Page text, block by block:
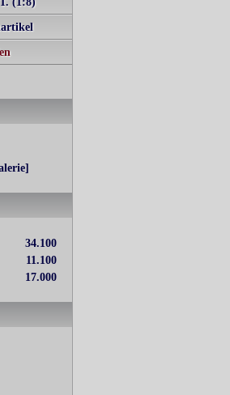
34.100
11.100
17.000